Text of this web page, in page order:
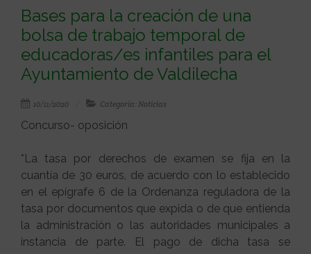
Bases para la creación de una
bolsa de trabajo temporal de
educadoras/es infantiles para el
Ayuntamiento de Valdilecha
10/11/2020 Categoría: Noticias
Concurso- oposición
*La tasa por derechos de examen se fija en la
cuantía de 30 euros, de acuerdo con lo establecido
en el epígrafe 6 de la Ordenanza reguladora de la
tasa por documentos que expida o de que entienda
la administración o las autoridades municipales a
instancia de parte. El pago de dicha tasa se